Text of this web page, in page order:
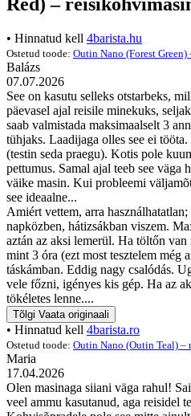
• Hinnatud kell 4barista.hu
Ostetud toode: Outin Nano (Forest
Balázs
07.07.2026
See on kasutu selleks otstarbeks,
päevasel ajal reisile minekuks,
saab valmistada maksimaalselt 3
tühjaks. Laadijaga olles see ei
(testin seda praegu). Kotis pole
pettumus. Samal ajal teeb see väga
väike masin. Kui probleemi
see ideaalne...
Amiért vettem, arra
napközben, hátizsákban viszem.
aztán az aksi lemerül. Ha töltőn
mint 3 óra (ezt most tesztelem még
táskámban. Eddig nagy csalódás.
vele főzni, igényes kis gép. Ha az
tökéletes lenne....
Tõlgi Vaata originaali
• Hinnatud kell 4barista.ro
Ostetud toode: Outin Nano (Outin Teal) –
Maria
17.04.2026
Olen masinaga siiani väga rahul!
veel ammu kasutanud, aga reisidel